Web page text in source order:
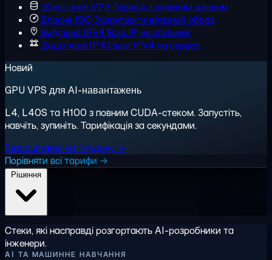
Зберігання VPS Тарифи з великим диском
Власне ISO Завантажте власний образ
Виділена IPv4 Ваш IP, не спільний
Додаткові IP Кілька IPv4 на сервер
Новий
GPU VPS для AI-навантажень
L4, L40S та H100 з повним CUDA-стеком. Запустіть,
навчіть, зупиніть. Тарифікація за секундами.
Безкоштовно на 1 годину →
Порівняти всі тарифи →
Стеки, які насправді розгортають AI-розробники та
інженери.
AI ТА МАШИННЕ НАВЧАННЯ